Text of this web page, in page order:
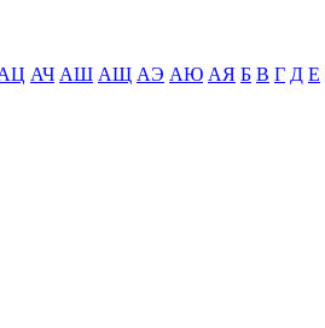
АЧ АШ АЩ АЭ АЮ АЯ Б В Г Д Е